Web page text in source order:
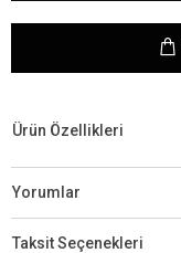
Ürün Özellikleri
Yorumlar
Taksit Seçenekleri